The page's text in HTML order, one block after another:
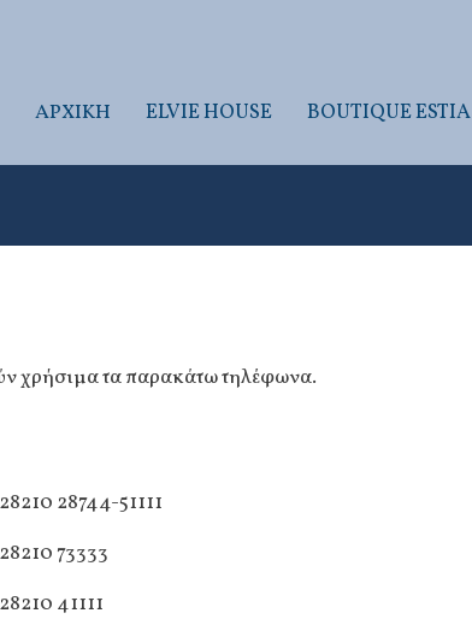
ΑΡΧΙΚΉ ELVIE HOUSE BOUTIQUE ESTIA
χρήσιμα τα παρακάτω τηλέφωνα.
28210 28744-51111
28210 73333
28210 41111